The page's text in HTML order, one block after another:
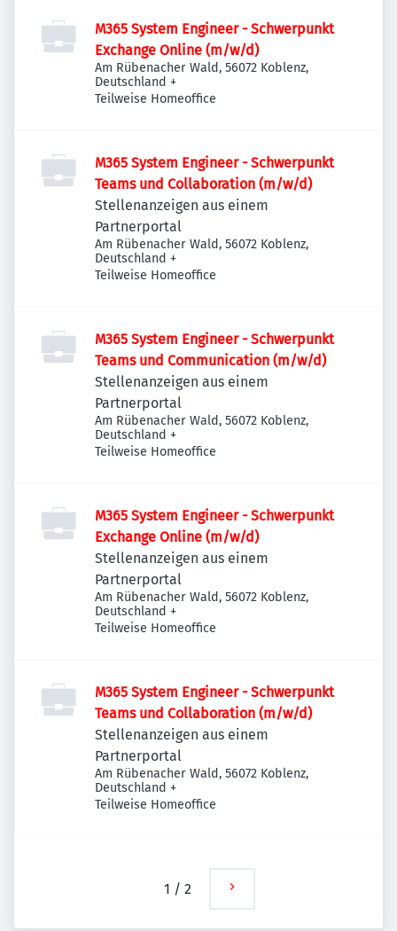
M365 System Engineer - Schwerpunkt
Exchange Online (m/w/d)
Am Rübenacher Wald, 56072 Koblenz,
Deutschland +
Teilweise Homeoffice
M365 System Engineer - Schwerpunkt
Teams und Collaboration (m/w/d)
Stellenanzeigen aus einem
Partnerportal
Am Rübenacher Wald, 56072 Koblenz,
Deutschland +
Teilweise Homeoffice
M365 System Engineer - Schwerpunkt
Teams und Communication (m/w/d)
Stellenanzeigen aus einem
Partnerportal
Am Rübenacher Wald, 56072 Koblenz,
Deutschland +
Teilweise Homeoffice
M365 System Engineer - Schwerpunkt
Exchange Online (m/w/d)
Stellenanzeigen aus einem
Partnerportal
Am Rübenacher Wald, 56072 Koblenz,
Deutschland +
Teilweise Homeoffice
M365 System Engineer - Schwerpunkt
Teams und Collaboration (m/w/d)
Stellenanzeigen aus einem
Partnerportal
Am Rübenacher Wald, 56072 Koblenz,
Deutschland +
Teilweise Homeoffice
1 / 2